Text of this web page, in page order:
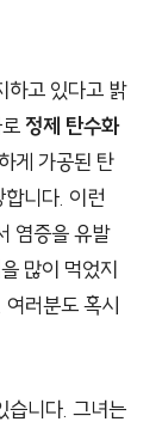
하고 있다고 밝
정제 탄수화
게 가공된 탄
니다. 이런
염증을 유발
많이 먹었지
러분도 혹시
습니다. 그녀는